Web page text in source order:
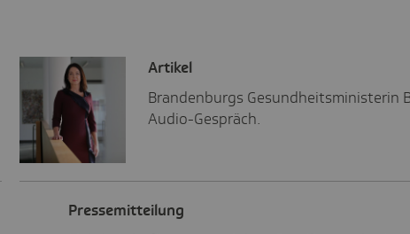
Artikel
Brandenburgs Gesundheitsministerin
Audio-Gespräch.
Pres­se­mit­tei­lung